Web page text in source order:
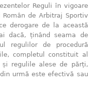
Reguli în vigoare
de Arbitraj Sportiv
derogare de la această
dacă, ținând seama de
regulilor de procedură
completul constituit al
și regulile alese de părți,
urmă este efectivă sau